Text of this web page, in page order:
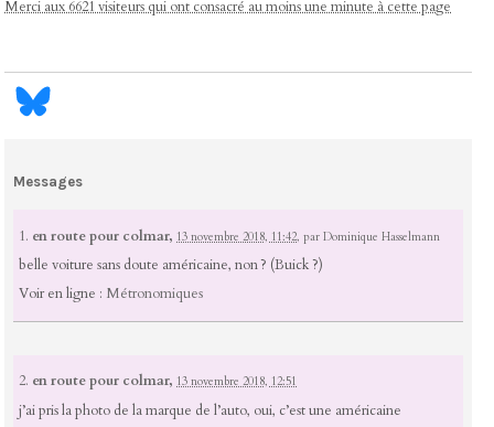
Merci aux 6621 visiteurs qui ont consacré au moins une minute à cette page
Messages
1. en route pour colmar, 13 novembre 2018, 11:42,parDominique Hasselmann
belle voiture sans doute américaine, non ? (Buick ?)
Voir en ligne : Métronomiques
2. en route pour colmar, 13 novembre 2018, 12:51
j’ai pris la photo de la marque de l’auto, oui, c’est une américaine